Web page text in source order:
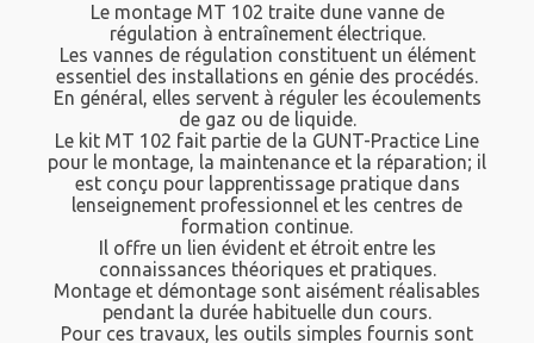
Le montage MT 102 traite dune vanne de
régulation à entraînement électrique.
Les vannes de régulation constituent un élément
essentiel des installations en génie des procédés.
En général, elles servent à réguler les écoulements
de gaz ou de liquide.
Le kit MT 102 fait partie de la GUNT-Practice Line
pour le montage, la maintenance et la réparation; il
est conçu pour lapprentissage pratique dans
lenseignement professionnel et les centres de
formation continue.
Il offre un lien évident et étroit entre les
connaissances théoriques et pratiques.
Montage et démontage sont aisément réalisables
pendant la durée habituelle dun cours.
Pour ces travaux, les outils simples fournis sont